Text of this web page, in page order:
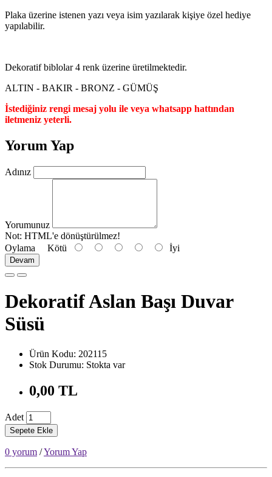
Plaka üzerine istenen yazı veya isim yazılarak kişiye özel hediye
yapılabilir.
Dekoratif biblolar 4 renk üzerine üretilmektedir.
ALTIN - BAKIR - BRONZ - GÜMÜŞ
İstediğiniz rengi mesaj yolu ile veya whatsapp hattından
iletmeniz yeterli.
Yorum Yap
Adınız
Yorumunuz
Not: HTML'e dönüştürülmez!
Oylama Kötü İyi
Devam
Dekoratif Aslan Başı Duvar
Süsü
Ürün Kodu: 202115
Stok Durumu: Stokta var
0,00 TL
Adet
Sepete Ekle
0 yorum /Yorum Yap